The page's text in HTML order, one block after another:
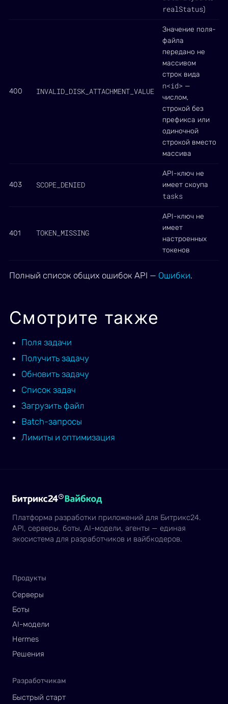
realStatus)
400 INVALID_DISK_ATTACHMENT_VALUE
Значение поля-
файла
передано не
массивом
строк вида
n<id> —
числом,
строкой без
префикса или
одиночной
строкой вместо
массива
403 SCOPE_DENIED
API-ключ не
имеет скоупа
tasks
401 TOKEN_MISSING
API-ключ не
имеет
настроенных
токенов
Полный список общих ошибок API — Ошибки.
Смотрите также
Поля задачи
Получить задачу
Обновить задачу
Список задач
Загрузить файл
Batch-запросы
Лимиты и оптимизация
Платформа разработки приложений для Битрикс24.
API, серверы, боты, AI-модели, агенты — единая
экосистема для разработчиков и вайбкодеров.
Продукты
Серверы
Боты
AI-модели
Hermes
Решения
Разработчикам
Быстрый старт